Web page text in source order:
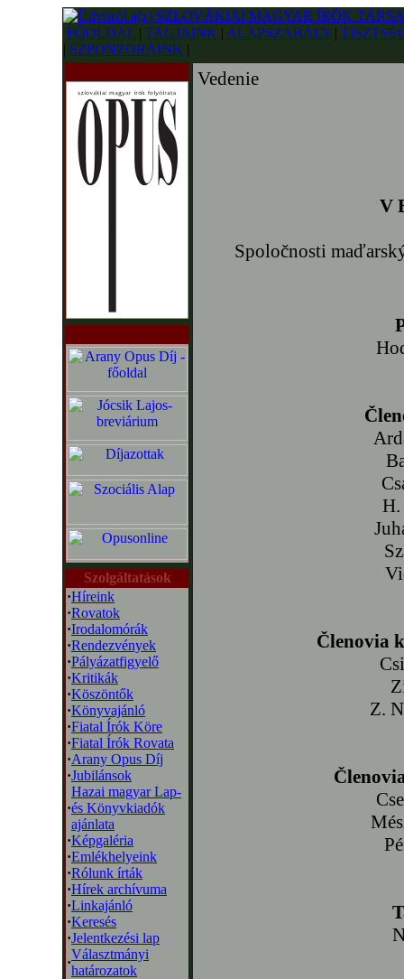
FŐOLDAL | TAGJAINK | ALAPSZABÁLY |
| SZPONZORAINK |
Szolgáltatások
·Híreink
·Rovatok
·Irodalomórák
·Rendezvények
·Pályázatfigyelő
·Kritikák
·Köszöntők
·Könyvajánló
·Fiatal Írók Köre
·Fiatal Írók Rovata
·Arany Opus Díj
·Jubilánsok
·
Hazai magyar Lap-
és Könyvkiadók
ajánlata
·Képgaléria
·Emlékhelyeink
·Rólunk írták
·Hírek archívuma
·Linkajánló
·Keresés
·Jelentkezési lap
·
Választmányi
határozatok
Vedenie
V
Spoločnosti
H.
Členovia
Z.